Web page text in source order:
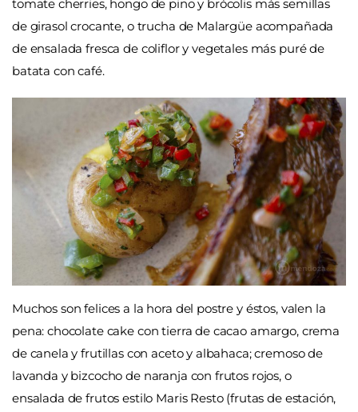
tomate cherries, hongo de pino y brócolis más semillas
de girasol crocante, o trucha de Malargüe acompañada
de ensalada fresca de coliflor y vegetales más puré de
batata con café.
Muchos son felices a la hora del postre y éstos, valen la
pena: chocolate cake con tierra de cacao amargo, crema
de canela y frutillas con aceto y albahaca; cremoso de
lavanda y bizcocho de naranja con frutos rojos, o
ensalada de frutos estilo Maris Resto (frutas de estación,